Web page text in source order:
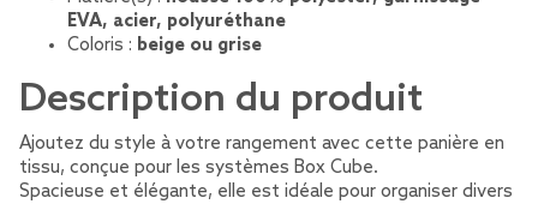
EVA, acier, polyuréthane
Coloris : beige ou grise
Description du produit
Ajoutez du style à votre rangement avec cette panière en
tissu, conçue pour les systèmes Box Cube.
Spacieuse et élégante, elle est idéale pour organiser divers